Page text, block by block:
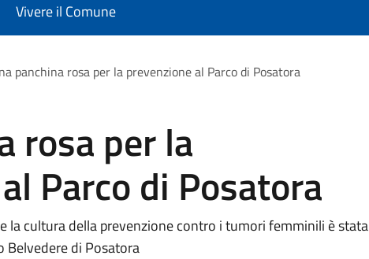
Vivere il Comune
panchina rosa per la prevenzione al Parco di Posatora
rosa per la
Parco di Posatora
la cultura della prevenzione contro i tumori femminili è stata
Belvedere di Posatora